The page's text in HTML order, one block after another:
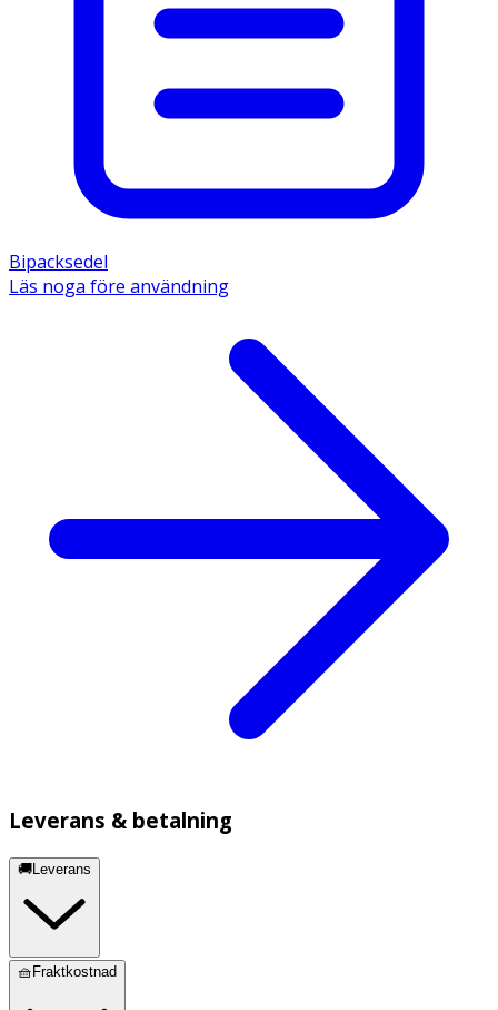
Bipacksedel
Läs noga före användning
Leverans & betalning
🚚Leverans
🧺Fraktkostnad